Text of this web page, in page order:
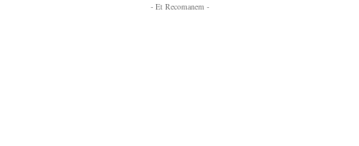
- Et Recomanem -